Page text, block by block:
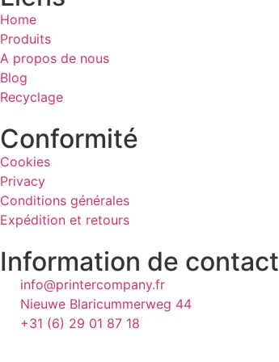
Home
Produits
A propos de nous
Blog
Recyclage
Conformité
Cookies
Privacy
Conditions générales
Expédition et retours
Information de contact
info@printercompany.fr
Nieuwe Blaricummerweg 44
+31 (6) 29 01 87 18